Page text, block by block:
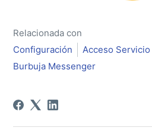
Relacionada con
Configuración
Acceso
Burbuja Messenger